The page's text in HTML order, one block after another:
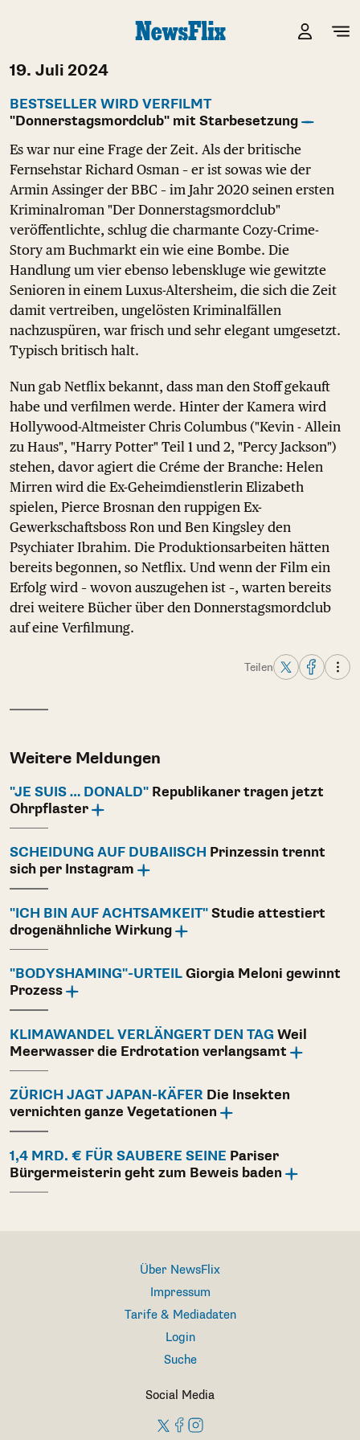
19. Juli 2024
BESTSELLER WIRD VERFILMT
"Donnerstagsmordclub" mit Starbesetzung
Es war nur eine Frage der Zeit. Als der britische
Fernsehstar Richard Osman – er ist sowas wie der
Armin Assinger der BBC – im Jahr 2020 seinen ersten
Kriminalroman "Der Donnerstagsmordclub"
veröffentlichte, schlug die charmante Cozy-Crime-
Story am Buchmarkt ein wie eine Bombe. Die
Handlung um vier ebenso lebenskluge wie gewitzte
Senioren in einem Luxus-Altersheim, die sich die Zeit
damit vertreiben, ungelösten Kriminalfällen
nachzuspüren, war frisch und sehr elegant umgesetzt.
Typisch britisch halt.
Nun gab Netflix bekannt, dass man den Stoff gekauft
habe und verfilmen werde. Hinter der Kamera wird
Hollywood-Altmeister Chris Columbus ("Kevin - Allein
zu Haus", "Harry Potter" Teil 1 und 2, "Percy Jackson")
stehen, davor agiert die Créme der Branche: Helen
Mirren wird die Ex-Geheimdienstlerin Elizabeth
spielen, Pierce Brosnan den ruppigen Ex-
Gewerkschaftsboss Ron und Ben Kingsley den
Psychiater Ibrahim. Die Produktionsarbeiten hätten
bereits begonnen, so Netflix. Und wenn der Film ein
Erfolg wird – wovon auszugehen ist –, warten bereits
drei weitere Bücher über den Donnerstagsmordclub
auf eine Verfilmung.
Teilen
Weitere Meldungen
"JE SUIS … DONALD" Republikaner tragen jetzt
Ohrpflaster
SCHEIDUNG AUF DUBAIISCH Prinzessin trennt
sich per Instagram
"ICH BIN AUF ACHTSAMKEIT" Studie attestiert
drogenähnliche Wirkung
"BODYSHAMING"-URTEIL Giorgia Meloni gewinnt
Prozess
KLIMAWANDEL VERLÄNGERT DEN TAG Weil
Meerwasser die Erdrotation verlangsamt
ZÜRICH JAGT JAPAN-KÄFER Die Insekten
vernichten ganze Vegetationen
1,4 MRD. € FÜR SAUBERE SEINE Pariser
Bürgermeisterin geht zum Beweis baden
Über NewsFlix
Impressum
Tarife & Mediadaten
Login
Suche
Social Media